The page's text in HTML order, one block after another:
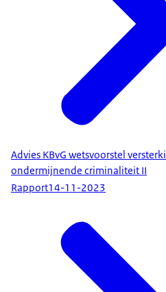
Advies KBvG wetsvoorstel
ondermijnende criminaliteit II
Rapport14-11-2023